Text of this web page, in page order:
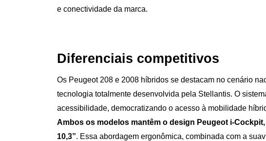
e conectividade da marca.
Diferenciais competitivos
Os Peugeot 208 e 2008 híbridos se destacam no cenário
tecnologia totalmente desenvolvida pela Stellantis. O
acessibilidade, democratizando o acesso à mobilidade
Ambos os modelos mantêm o design Peugeot i-
10,3”. Essa abordagem ergonômica, combinada com a